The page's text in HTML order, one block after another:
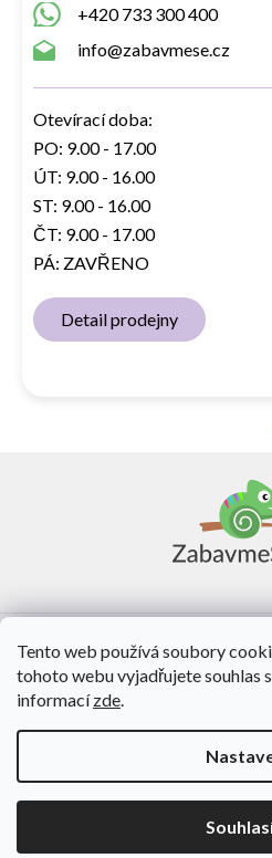
Tento web používá soubory
tohoto webu vyjadřujete souhlas
informacízde.
+420 733 300 400
info@zabavmese.cz
Otevírací doba:
PO: 9.00 - 17.00
ÚT: 9.00 - 16.00
ST: 9.00 - 16.00
ČT: 9.00 - 17.00
PÁ: ZAVŘENO
Detail prodejny
O nás
Vytvořil